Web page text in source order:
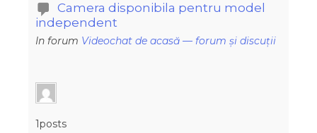
Camera disponibila pentru model
independent
In forum Videochat de acasă — forum și discuții
1posts